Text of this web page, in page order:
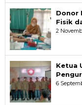
Donor
Fisik
2
Ketua
6